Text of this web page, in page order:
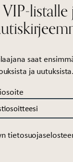
listalle
saat
ja uutuksista.